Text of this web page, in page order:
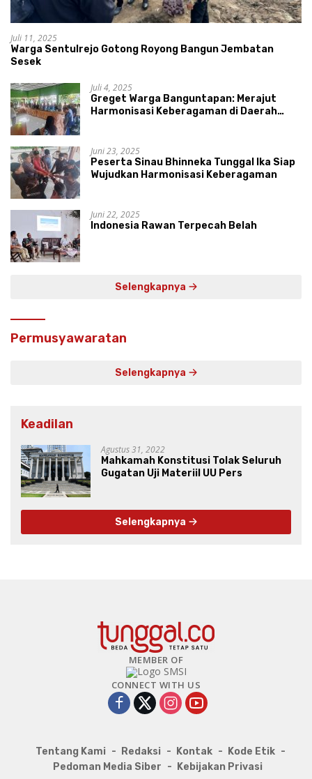
Juli 11, 2025
Warga Sentulrejo Gotong Royong Bangun Jembatan
Sesek
Juli 4, 2025
Greget Warga Banguntapan: Merajut
Harmonisasi Keberagaman di Daerah
Juni 23, 2025
Peserta Sinau Bhinneka Tunggal Ika Siap
Wujudkan Harmonisasi Keberagaman
Juni 22, 2025
Indonesia Rawan Terpecah Belah
Selengkapnya
Permusyawaratan
Selengkapnya
Keadilan
Agustus 31, 2022
Mahkamah Konstitusi Tolak Seluruh
Gugatan Uji Materiil UU Pers
Selengkapnya
MEMBER OF
CONNECT WITH US
Tentang Kami Redaksi Kontak
Kode Etik
Pedoman Media Siber
Kebijakan Privasi